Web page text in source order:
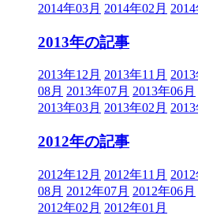
2014年03月 2014年02月
2013年の記事
2013年12月 2013年11月 2013
08月 2013年07月 2013年06月
2013年03月 2013年02月 2013
2012年の記事
2012年12月 2012年11月
08月 2012年07月 2012年06月
2012年02月 2012年01月